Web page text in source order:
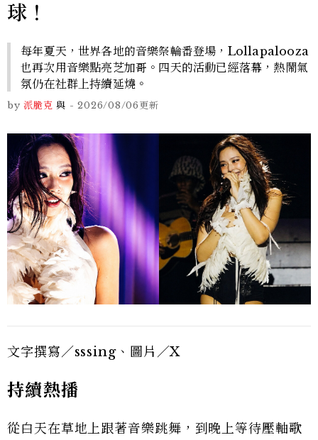
球！
每年夏天，世界各地的音樂祭輪番登場，Lollapalooza
也再次用音樂點亮芝加哥。四天的活動已經落幕，熱鬧氣
氛仍在社群上持續延燒。
by 派脆克 與 -2026/08/06更新
文字撰寫／sssing、圖片／X
持續熱播
從白天在草地上跟著音樂跳舞，到晚上等待壓軸歌